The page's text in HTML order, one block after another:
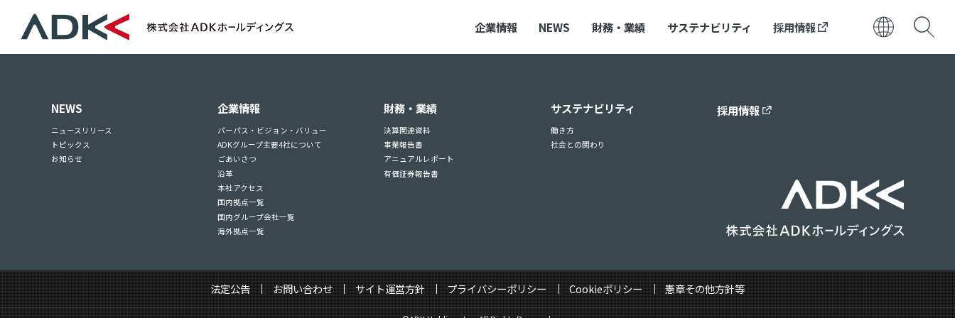
企業情報 NEWS 財務・業績 サステナビリティ 採用情報
NEWS
ニュースリリース
トピックス
お知らせ
企業情報
パーパス・ビジョン・バリュー
ADKグループ主要4社について
ごあいさつ
沿革
本社アクセス
国内拠点一覧
国内グループ会社一覧
海外拠点一覧
財務・業績
決算関連資料
事業報告書
アニュアルレポート
有価証券報告書
サステナビリティ
働き方
社会との関わり
採用情報
法定公告 お問い合わせ サイト運営方針 プライバシーポリシー Cookieポリシー 憲章その他方針等